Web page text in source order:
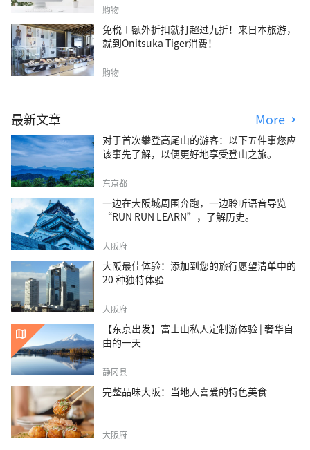
购物
免税＋额外折扣就打超过九折！来日本旅游，
就到Onitsuka Tiger消费！
购物
最新文章 More
对于首次攀登高尾山的游客：以下五件事您应
该事先了解，以便更好地享受登山之旅。
东京都
一边在大阪城周围奔跑，一边聆听语音导览
“RUN RUN LEARN”，了解历史。
大阪府
大阪最佳体验：添加到您的旅行愿望清单中的
20 种独特体验
大阪府
【东京出发】富士山私人定制游体验 | 奢华自
由的一天
静冈县
完整品味大阪：当地人喜爱的特色美食
大阪府